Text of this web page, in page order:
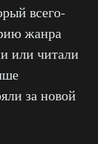
всего-
жанра
или читали
за новой